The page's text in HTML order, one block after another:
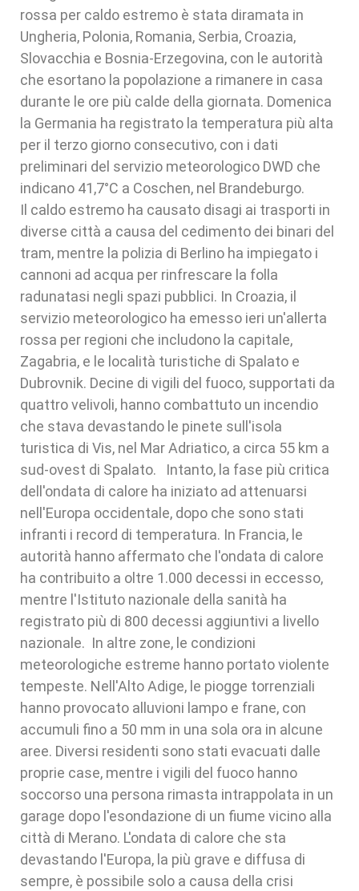
rossa per caldo estremo è stata diramata in
Ungheria, Polonia, Romania, Serbia, Croazia,
Slovacchia e Bosnia-Erzegovina, con le autorità
che esortano la popolazione a rimanere in casa
durante le ore più calde della giornata. Domenica
la Germania ha registrato la temperatura più alta
per il terzo giorno consecutivo, con i dati
preliminari del servizio meteorologico DWD che
indicano 41,7°C a Coschen, nel Brandeburgo.
Il caldo estremo ha causato disagi ai trasporti in
diverse città a causa del cedimento dei binari del
tram, mentre la polizia di Berlino ha impiegato i
cannoni ad acqua per rinfrescare la folla
radunatasi negli spazi pubblici. In Croazia, il
servizio meteorologico ha emesso ieri un'allerta
rossa per regioni che includono la capitale,
Zagabria, e le località turistiche di Spalato e
Dubrovnik. Decine di vigili del fuoco, supportati da
quattro velivoli, hanno combattuto un incendio
che stava devastando le pinete sull'isola
turistica di Vis, nel Mar Adriatico, a circa 55 km a
sud-ovest di Spalato. Intanto, la fase più critica
dell'ondata di calore ha iniziato ad attenuarsi
nell'Europa occidentale, dopo che sono stati
infranti i record di temperatura. In Francia, le
autorità hanno affermato che l'ondata di calore
ha contribuito a oltre 1.000 decessi in eccesso,
mentre l'Istituto nazionale della sanità ha
registrato più di 800 decessi aggiuntivi a livello
nazionale. In altre zone, le condizioni
meteorologiche estreme hanno portato violente
tempeste. Nell'Alto Adige, le piogge torrenziali
hanno provocato alluvioni lampo e frane, con
accumuli fino a 50 mm in una sola ora in alcune
aree. Diversi residenti sono stati evacuati dalle
proprie case, mentre i vigili del fuoco hanno
soccorso una persona rimasta intrappolata in un
garage dopo l'esondazione di un fiume vicino alla
città di Merano. L'ondata di calore che sta
devastando l'Europa, la più grave e diffusa di
sempre, è possibile solo a causa della crisi